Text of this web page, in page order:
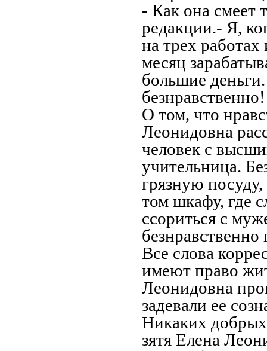
- Как она смеет
редакции.- Я,
на трех работах
месяц
большие
безнравственно!
О том, что
Леонидовна
человек с
учительница.
грязную посуду,
том шкафу, где
ссориться с
Все слова
имеют право
Леонидовна
задевали ее
Никаких
зятя Елена